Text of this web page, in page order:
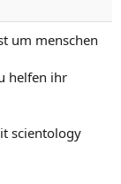
um menschen
helfen ihr
scientology